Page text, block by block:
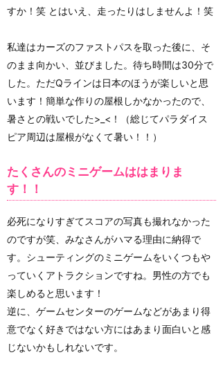
すか！笑 とはいえ、走ったりはしませんよ！笑
私達はカーズのファストパスを取った後に、そ
のまま向かい、並びました。待ち時間は30分で
した。ただQラインは日本のほうが楽しいと思
います！簡単な作りの屋根しかなかったので、
暑さとの戦いでした>_<！（総じてパラダイス
ピア周辺は屋根がなくて暑い！！）
たくさんのミニゲームははまりま
す！！
必死になりすぎてスコアの写真も撮れなかった
のですが笑、みなさんがハマる理由に納得で
す。シューティングのミニゲームをいくつもや
っていくアトラクションですね。男性の方でも
楽しめると思います！
逆に、ゲームセンターのゲームなどがあまり得
意でなく好きではない方にはあまり面白いと感
じないかもしれないです。